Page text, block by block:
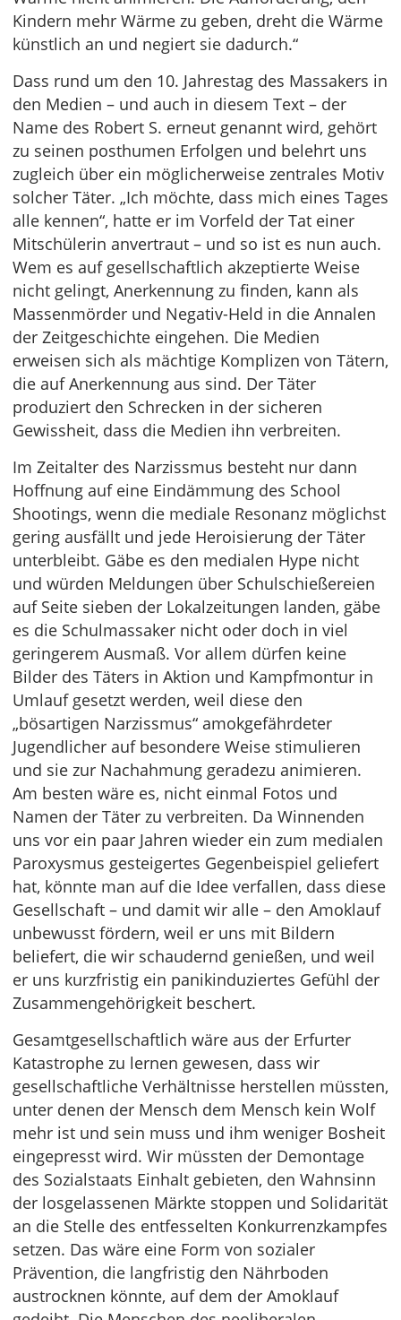
Kindern mehr Wärme zu geben, dreht die Wärme
künstlich an und negiert sie dadurch.“
Dass rund um den 10. Jahrestag des Massakers in
den Medien – und auch in diesem Text – der
Name des Robert S. erneut genannt wird, gehört
zu seinen posthumen Erfolgen und belehrt uns
zugleich über ein möglicherweise zentrales Motiv
solcher Täter. „Ich möchte, dass mich eines Tages
alle kennen“, hatte er im Vorfeld der Tat einer
Mitschülerin anvertraut – und so ist es nun auch.
Wem es auf gesellschaftlich akzeptierte Weise
nicht gelingt, Anerkennung zu finden, kann als
Massenmörder und Negativ-Held in die Annalen
der Zeitgeschichte eingehen. Die Medien
erweisen sich als mächtige Komplizen von Tätern,
die auf Anerkennung aus sind. Der Täter
produziert den Schrecken in der sicheren
Gewissheit, dass die Medien ihn verbreiten.
Im Zeitalter des Narzissmus besteht nur dann
Hoffnung auf eine Eindämmung des School
Shootings, wenn die mediale Resonanz möglichst
gering ausfällt und jede Heroisierung der Täter
unterbleibt. Gäbe es den medialen Hype nicht
und würden Meldungen über Schulschießereien
auf Seite sieben der Lokalzeitungen landen, gäbe
es die Schulmassaker nicht oder doch in viel
geringerem Ausmaß. Vor allem dürfen keine
Bilder des Täters in Aktion und Kampfmontur in
Umlauf gesetzt werden, weil diese den
„bösartigen Narzissmus“ amokgefährdeter
Jugendlicher auf besondere Weise stimulieren
und sie zur Nachahmung geradezu animieren.
Am besten wäre es, nicht einmal Fotos und
Namen der Täter zu verbreiten. Da Winnenden
uns vor ein paar Jahren wieder ein zum medialen
Paroxysmus gesteigertes Gegenbeispiel geliefert
hat, könnte man auf die Idee verfallen, dass diese
Gesellschaft – und damit wir alle – den Amoklauf
unbewusst fördern, weil er uns mit Bildern
beliefert, die wir schaudernd genießen, und weil
er uns kurzfristig ein panikinduziertes Gefühl der
Zusammengehörigkeit beschert.
Gesamtgesellschaftlich wäre aus der Erfurter
Katastrophe zu lernen gewesen, dass wir
gesellschaftliche Verhältnisse herstellen müssten,
unter denen der Mensch dem Mensch kein Wolf
mehr ist und sein muss und ihm weniger Bosheit
eingepresst wird. Wir müssten der Demontage
des Sozialstaats Einhalt gebieten, den Wahnsinn
der losgelassenen Märkte stoppen und Solidarität
an die Stelle des entfesselten Konkurrenzkampfes
setzen. Das wäre eine Form von sozialer
Prävention, die langfristig den Nährboden
austrocknen könnte, auf dem der Amoklauf